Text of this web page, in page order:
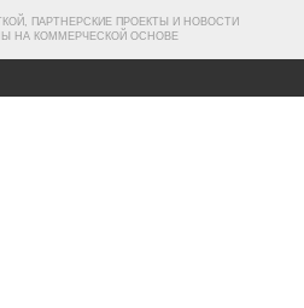
ПАРТНЕРСКИЕ ПРОЕКТЫ И НОВОСТИ
НА КОММЕРЧЕСКОЙ ОСНОВЕ